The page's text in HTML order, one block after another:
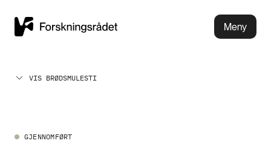
Meny
VIS BRØDSMULESTI
GJENNOMFØRT